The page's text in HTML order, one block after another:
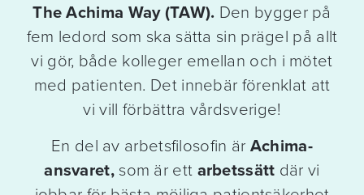
The Achima Way (TAW). Den bygger på
fem ledord som ska sätta sin prägel på allt
vi gör, både kolleger emellan och i mötet
med patienten. Det innebär förenklat att
vi vill förbättra vårdsverige!
En del av arbetsfilosofin är Achima-
ansvaret,som är ett arbetssätt där vi